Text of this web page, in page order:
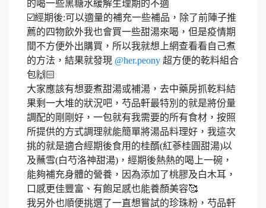
的喝一些黑糖水緩解生理期的不適
☑️經期後:可以適量的補充一些補品，除了前陣子推
薦的四物飲外我也會買一些甜湯來喝，但是疫情期
間不方便外出購買，所以我就想上網查看看自己煮
的方法，結果就發現 @her.peony 超方便的乾料組合
包🙌🏻
大家應該有想要煮甜湯或補湯，去中藥房抓乾料結
果剩一大堆的狀況吧，芍品軒最特別的就是將份量
調配的剛剛好，一包就有我需要的所有食材，按照
所提供的方式調理就能簡單將湯品料理好，我這次
挑的就是適合經期後食用的桂醑(紅蔘桂圓甜湯)以
及蘸雪(白芍洛神甜湯)，經期後熱熱的喝上一碗，
能夠補充身體的營養，因為添加了桃膠及白木耳，
口感更佳豐富、有飽足感也能養顏美容🥰
我另外也順便挑選了一直想嘗試的珍珠粉，芍品軒